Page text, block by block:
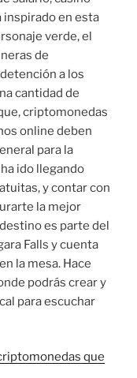
inspirado en esta
verde, el
de
a los
cantidad de
criptomonedas
online deben
para la
ido llegando
y contar con
la mejor
es parte del
Falls y cuenta
la mesa. Hace
podrás crear y
para escuchar
que